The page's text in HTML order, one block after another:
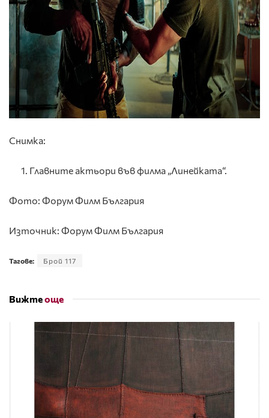
Снимка:
Главните актьори във филма „Линейката“.
Фото: Форум Филм България
Източник: Форум Филм България
Тагове: Брой 117
Вижтеоще